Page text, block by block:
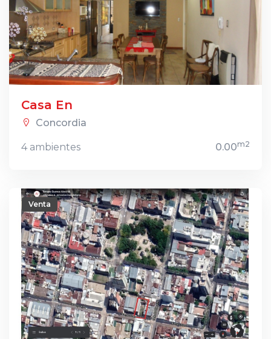
Casa En
Concordia
4 ambientes 0.00m2
Venta